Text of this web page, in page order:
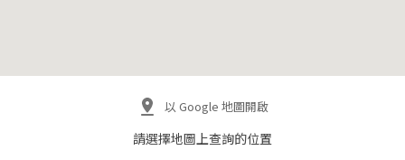
以 Google 地圖開啟
請選擇地圖上查詢的位置